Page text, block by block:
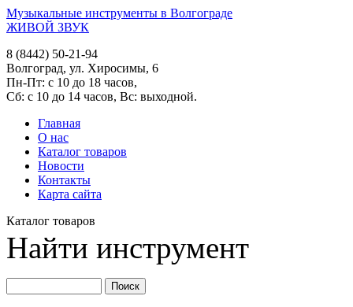
Музыкальные инструменты в Волгограде
ЖИВОЙ ЗВУК
8 (8442) 50-21-94
Волгоград, ул. Хиросимы, 6
Пн-Пт: с 10 до 18 часов,
Сб: с 10 до 14 часов, Вс: выходной.
Главная
О нас
Каталог товаров
Новости
Контакты
Карта сайта
Каталог товаров
Найти инструмент